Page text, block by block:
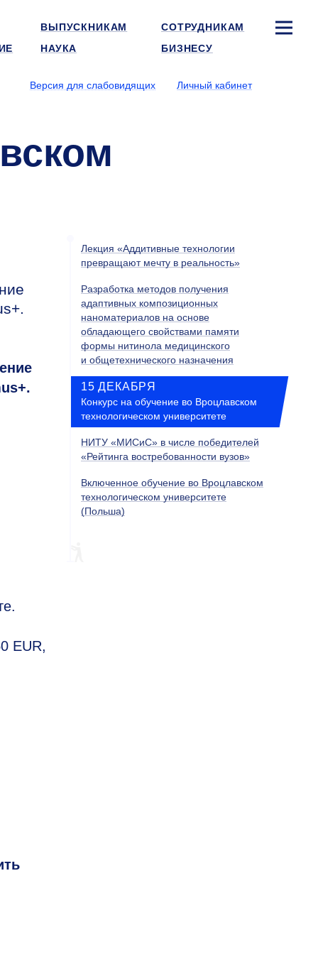
ВЫПУСКНИКАМ
СОТРУДНИКАМ
НАУКА БИЗНЕСУ
Версия для слабовидящих
Личный кабинет
EUR,
Лекция «Аддитивные технологии
превращают мечту в реальность»
Разработка методов получения
адаптивных композиционных
наноматериалов на основе
обладающего свойствами памяти
формы нитинола медицинского
и общетехнического назначения
15 ДЕКАБРЯ
Конкурс на обучение во Вроцлавском
технологическом университете
НИТУ «МИСиС» в числе победителей
«Рейтинга востребованности вузов»
Включенное обучение во Вроцлавском
технологическом университете
(Польша)